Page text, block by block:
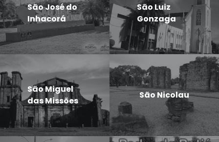
São José do
Inhacorá
São Luiz
Gonzaga
São Miguel
das Missões
São Nicolau